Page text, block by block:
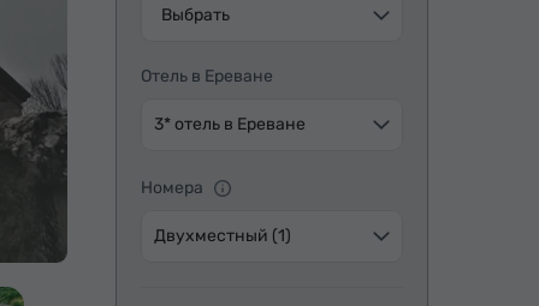
Выбрать
Отель в Ереване
3* отель в Ереване
Номера
Двухместный (1)